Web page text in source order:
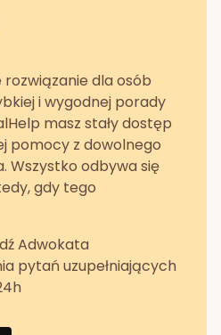
dla osób
i wygodnej porady
masz stały dostęp
pomocy z dowolnego
Wszystko odbywa się
gdy tego
Adwokata
pytań uzupełniających